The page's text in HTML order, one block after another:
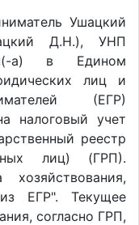
Ушацкий
Д.Н.), УНП
а) в Едином
лиц и
(ЕГР)
налоговый учет
реестр
лиц) (ГРП).
ЕГР". Текущее
согласно ГРП,